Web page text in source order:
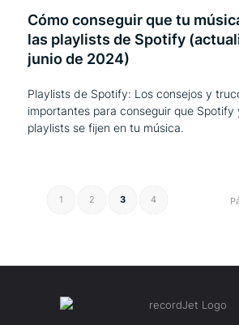
Cómo conseguir que tu
las playlists de Spotify
junio de 2024)
Playlists de Spotify: Los consejos y
importantes para conseguir que
playlists se fijen en tu música.
1 2 3 4